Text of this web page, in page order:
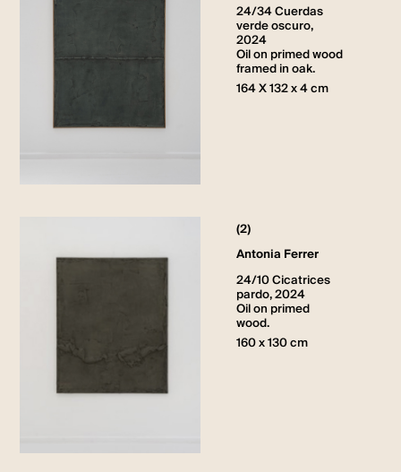
24/34 Cuerdas
verde oscuro,
2024
Oil on primed wood
framed in oak.
164 X 132 x 4 cm
(2)
Antonia Ferrer
24/10 Cicatrices
pardo, 2024
Oil on primed
wood.
160 x 130 cm